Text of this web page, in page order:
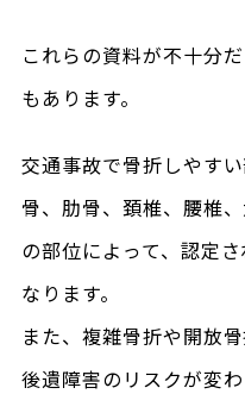
これらの資料が不十分
もあります。
交通事故で骨折しやす
骨、肋骨、頚椎、腰椎
の部位によって、認定
なります。
また、複雑骨折や開放
後遺障害のリスクが変わ